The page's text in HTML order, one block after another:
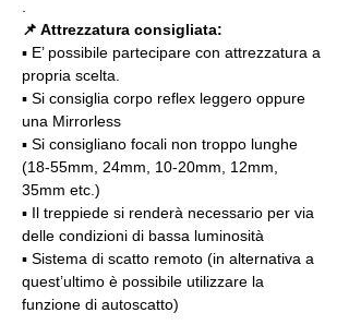
📌 Attrezzatura consigliata:
▪️ E’ possibile partecipare con attrezzatura a
propria scelta.
▪️ Si consiglia corpo reflex leggero oppure
una Mirrorless
▪️ Si consigliano focali non troppo lunghe
(18-55mm, 24mm, 10-20mm, 12mm,
35mm etc.)
▪️ Il treppiede si renderà necessario per via
delle condizioni di bassa luminosità
▪️ Sistema di scatto remoto (in alternativa a
quest’ultimo è possibile utilizzare la
funzione di autoscatto)